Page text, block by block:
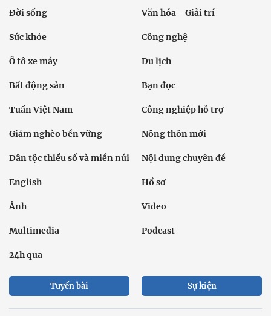
Đời sống Văn hóa - Giải trí
Sức khỏe Công nghệ
Ô tô xe máy Du lịch
Bất động sản Bạn đọc
Tuần Việt Nam Công nghiệp hỗ trợ
Giảm nghèo bền vững Nông thôn mới
Dân tộc thiểu số và miền núi Nội dung chuyên đề
English Hồ sơ
Ảnh Video
Multimedia Podcast
24h qua
Tuyến bài Sự kiện